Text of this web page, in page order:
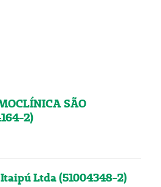
SÃO
2)
Ltda (51004348-2)